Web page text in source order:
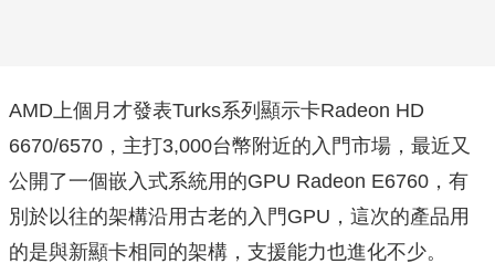
AMD上個月才發表Turks系列顯示卡Radeon HD
6670/6570，主打3,000台幣附近的入門市場，最近又
公開了一個嵌入式系統用的GPU Radeon E6760，有
別於以往的架構沿用古老的入門GPU，這次的產品用
的是與新顯卡相同的架構，支援能力也進化不少。